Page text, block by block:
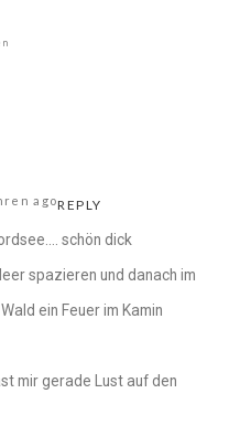
agoREPLY
schön dick
spazieren und danach im
ein Feuer im Kamin
mir gerade Lust auf den